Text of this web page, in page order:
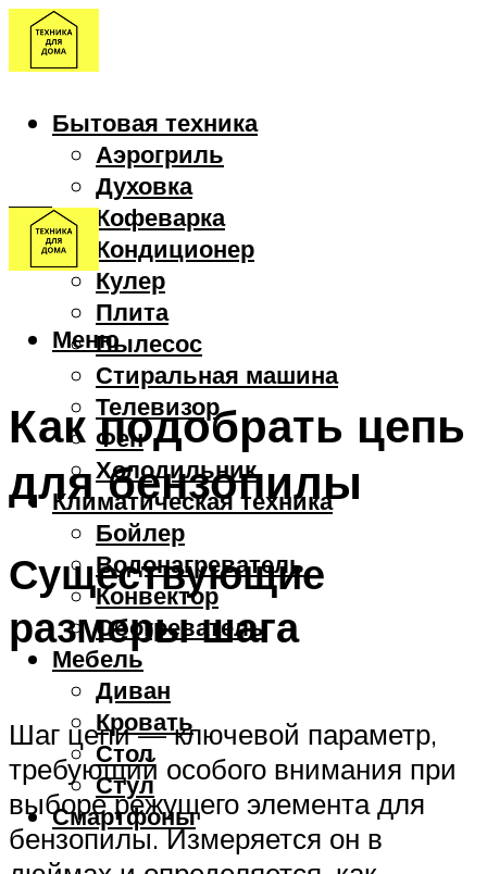
Бытовая техника
Аэрогриль
Духовка
Кофеварка
Кондиционер
Кулер
Плита
Пылесос
Стиральная машина
Телевизор
Фен
Холодильник
Климатическая техника
Бойлер
Водонагреватель
Конвектор
Обогреватель
Мебель
Диван
Кровать
Стол
Стул
Смартфоны
Меню
Как подобрать цепь
для бензопилы
Существующие
размеры шага
Шаг цепи — ключевой параметр,
требующий особого внимания при
выборе режущего элемента для
бензопилы. Измеряется он в